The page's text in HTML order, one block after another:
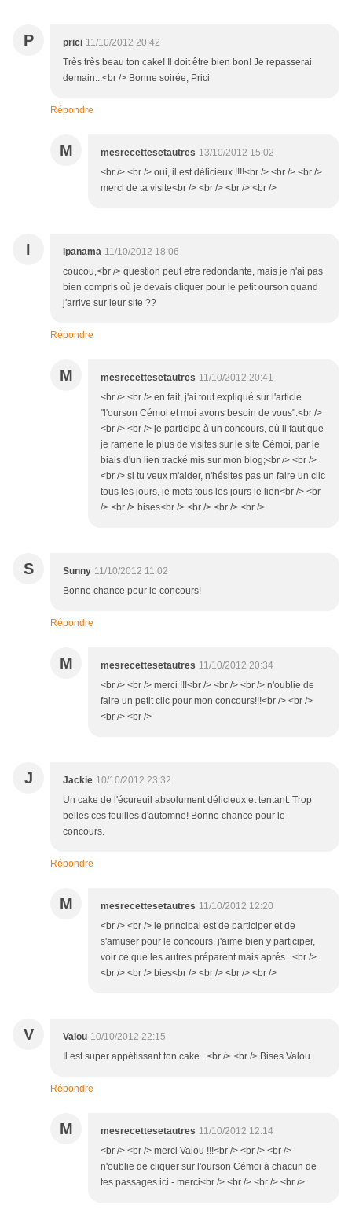
P prici 11/10/2012 20:42
Très très beau ton cake! Il doit être bien bon! Je repasserai
demain...<br /> Bonne soirée, Prici
Répondre
M mesrecettesetautres 13/10/2012 15:02
<br /> <br /> oui, il est délicieux !!!!<br /> <br /> <br />
merci de ta visite<br /> <br /> <br /> <br />
I ipanama 11/10/2012 18:06
coucou,<br /> question peut etre redondante, mais je n'ai pas
bien compris où je devais cliquer pour le petit ourson quand
j'arrive sur leur site ??
Répondre
M mesrecettesetautres 11/10/2012 20:41
<br /> <br /> en fait, j'ai tout expliqué sur l'article
"l'ourson Cémoi et moi avons besoin de vous".<br />
<br /> <br /> je participe à un concours, où il faut que
je raméne le plus de visites sur le site Cémoi, par le
biais d'un lien tracké mis sur mon blog;<br /> <br />
<br /> si tu veux m'aider, n'hésites pas un faire un clic
tous les jours, je mets tous les jours le lien<br /> <br
/> <br /> bises<br /> <br /> <br /> <br />
S Sunny 11/10/2012 11:02
Bonne chance pour le concours!
Répondre
M mesrecettesetautres 11/10/2012 20:34
<br /> <br /> merci !!!<br /> <br /> <br /> n'oublie de
faire un petit clic pour mon concours!!!<br /> <br />
<br /> <br />
J Jackie 10/10/2012 23:32
Un cake de l'écureuil absolument délicieux et tentant. Trop
belles ces feuilles d'automne! Bonne chance pour le
concours.
Répondre
M mesrecettesetautres 11/10/2012 12:20
<br /> <br /> le principal est de participer et de
s'amuser pour le concours, j'aime bien y participer,
voir ce que les autres préparent mais aprés...<br />
<br /> <br /> bies<br /> <br /> <br /> <br />
V Valou 10/10/2012 22:15
Il est super appétissant ton cake...<br /> <br /> Bises.Valou.
Répondre
M mesrecettesetautres 11/10/2012 12:14
<br /> <br /> merci Valou !!!<br /> <br /> <br />
n'oublie de cliquer sur l'ourson Cémoi à chacun de
tes passages ici - merci<br /> <br /> <br /> <br />